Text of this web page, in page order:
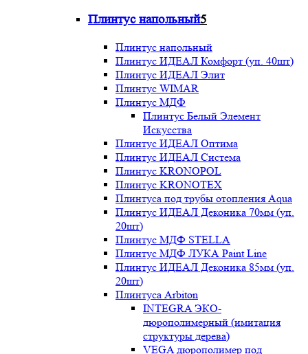
Плинтус напольный5
Плинтус напольный
Плинтус ИДЕАЛ Комфорт (уп. 40шт)
Плинтус ИДЕАЛ Элит
Плинтус WIMAR
Плинтус МДФ
Плинтус Белый Элемент
Искусства
Плинтус ИДЕАЛ Оптима
Плинтус ИДЕАЛ Система
Плинтус KRONOPOL
Плинтус KRONOTEX
Плинтуса под трубы отопления Aqua
Плинтус ИДЕАЛ Деконика 70мм (уп.
20шт)
Плинтус МДФ STELLA
Плинтус МДФ ЛУКА Paint Line
Плинтус ИДЕАЛ Деконика 85мм (уп.
20шт)
Плинтуса Arbiton
INTEGRA ЭКО-
дюрополимерный (имитация
структуры дерева)
VEGA дюрополимер под